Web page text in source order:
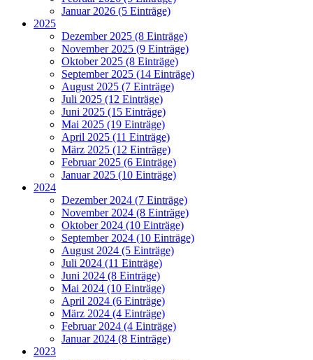
Januar 2026 (5 Einträge)
2025
Dezember 2025 (8 Einträge)
November 2025 (9 Einträge)
Oktober 2025 (8 Einträge)
September 2025 (14 Einträge)
August 2025 (7 Einträge)
Juli 2025 (12 Einträge)
Juni 2025 (15 Einträge)
Mai 2025 (19 Einträge)
April 2025 (11 Einträge)
März 2025 (12 Einträge)
Februar 2025 (6 Einträge)
Januar 2025 (10 Einträge)
2024
Dezember 2024 (7 Einträge)
November 2024 (8 Einträge)
Oktober 2024 (10 Einträge)
September 2024 (10 Einträge)
August 2024 (5 Einträge)
Juli 2024 (11 Einträge)
Juni 2024 (8 Einträge)
Mai 2024 (10 Einträge)
April 2024 (6 Einträge)
März 2024 (4 Einträge)
Februar 2024 (4 Einträge)
Januar 2024 (8 Einträge)
2023